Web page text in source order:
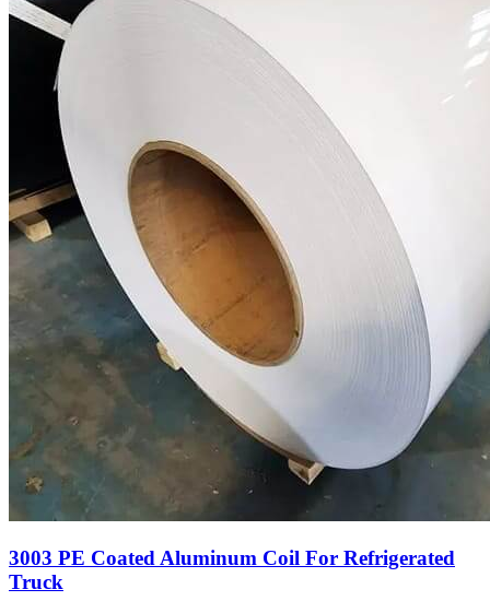
3003 PE Coated Aluminum Coil For Refrigerated
Truck